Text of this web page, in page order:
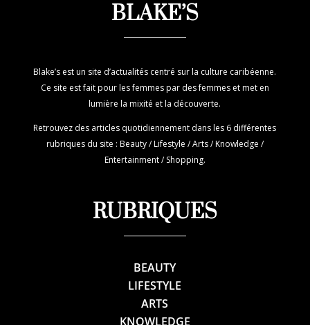
BLAKE’S
Blake’s est un site d’actualités centré sur la culture caribéenne.
Ce site est fait pour les femmes par des femmes et met en
lumière la mixité et la découverte.
Retrouvez des articles quotidiennement dans les 6 différentes
rubriques du site : Beauty / Lifestyle / Arts / Knowledge /
Entertainment / Shopping.
RUBRIQUES
BEAUTY
LIFESTYLE
ARTS
KNOWLEDGE